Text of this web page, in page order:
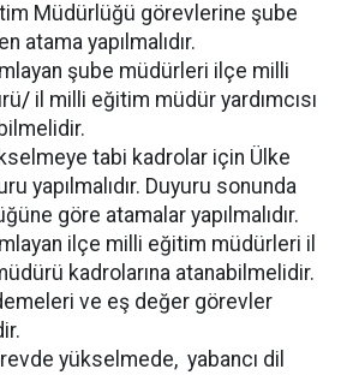
Müdürlüğü görevlerine şube
atama yapılmalıdır.
şube müdürleri ilçe milli
/ il milli eğitim müdür yardımcısı
tabi kadrolar için Ülke
yapılmalıdır. Duyuru sonunda
göre atamalar yapılmalıdır.
ilçe milli eğitim müdürleri il
kadrolarına atanabilmelidir.
ve eş değer görevler
yükselmede, yabancı dil